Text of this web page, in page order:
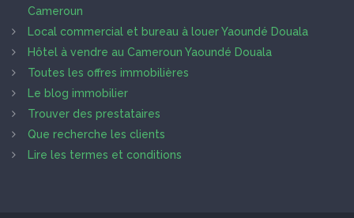
Cameroun
Local commercial et bureau à louer Yaoundé Douala
Hôtel à vendre au Cameroun Yaoundé Douala
Toutes les offres immobilières
Le blog immobilier
Trouver des prestataires
Que recherche les clients
Lire les termes et conditions